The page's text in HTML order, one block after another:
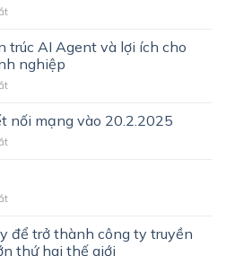
ở
Solutions
tham
dự
VIETNAM
2026
nền
trúc AI Agent và lợi ích cho
nghiệp
ở
gì?
Kiến
và
ích
cho
nối mạng vào 20.2.2025
ở
kết
mạng
vào
ở
gì
để trở thành công ty truyền
thứ hai thế giới